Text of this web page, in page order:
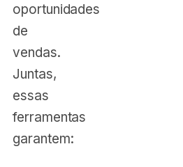
oportunidades
de
vendas.
Juntas,
essas
ferramentas
garantem: